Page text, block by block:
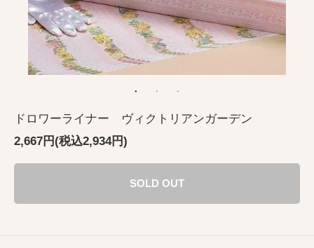
ドロワーライナー ヴィクトリアンガーデン
2,667円(税込2,934円)
SOLD OUT